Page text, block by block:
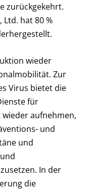
zurückgekehrt.
Ltd. hat 80 %
wieder
Zur
Virus bietet die
für
aufnehmen,
und
und
In der
die